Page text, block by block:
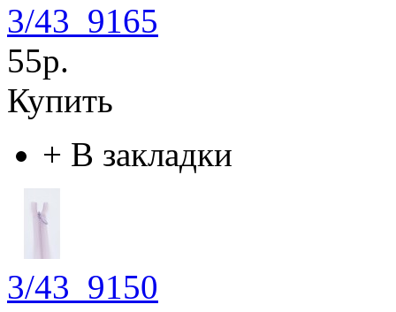
3/43_9165
55р.
Купить
+ В закладки
3/43_9150